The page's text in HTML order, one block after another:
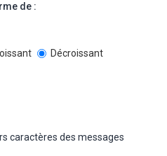
de :
Décroissant
caractères des messages